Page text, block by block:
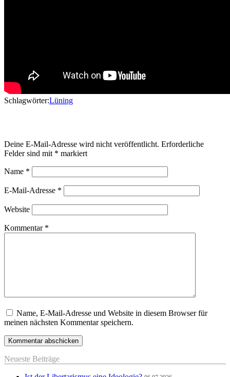
Schlagwörter:Lüning
Deine E-Mail-Adresse wird nicht veröffentlicht. Erforderliche
Felder sind mit * markiert
Name *
E-Mail-Adresse *
Website
Kommentar *
Name, E-Mail-Adresse und Website in diesem Browser für
meinen nächsten Kommentar speichern.
Neueste Beiträge